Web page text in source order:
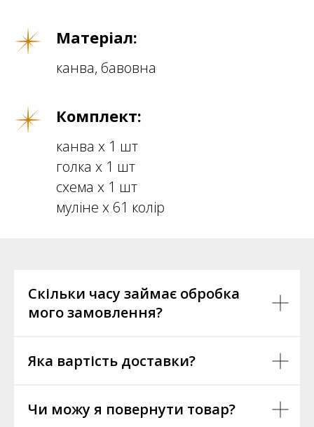
Матеріал:
канва, бавовна
Комплект:
канва х 1 шт
голка х 1 шт
схема х 1 шт
муліне х 61 колір
Скільки часу займає обробка
мого замовлення?
Яка вартість доставки?
Чи можу я повернути товар?